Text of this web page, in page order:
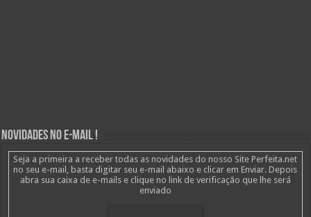
Novidades no E-mail !
Seja a primeira a receber todas as novidades do nosso Site Perfeita.net
no seu e-mail, basta digitar seu e-mail abaixo e clicar em Enviar. Depois
abra sua caixa de e-mails e clique no link de verificação que lhe será
enviado